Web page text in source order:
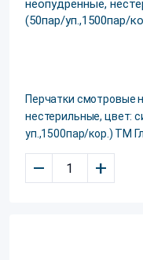
Перчатки смотровые
нестерильные, цвет:
уп.,1500пар/кор.) ТМ
– +